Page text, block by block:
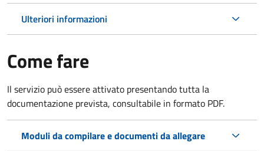
Ulteriori informazioni
Come fare
Il servizio può essere attivato presentando tutta la
documentazione prevista, consultabile in formato PDF.
Moduli da compilare e documenti da allegare